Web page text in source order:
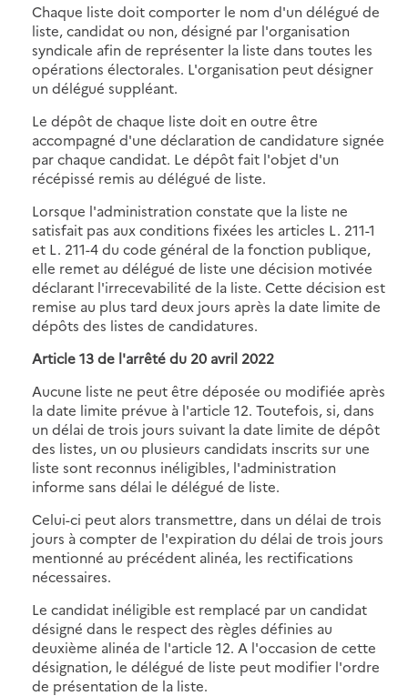
Chaque liste doit comporter le nom d'un délégué de
liste, candidat ou non, désigné par l'organisation
syndicale afin de représenter la liste dans toutes les
opérations électorales. L'organisation peut désigner
un délégué suppléant.
Le dépôt de chaque liste doit en outre être
accompagné d'une déclaration de candidature signée
par chaque candidat. Le dépôt fait l'objet d'un
récépissé remis au délégué de liste.
Lorsque l'administration constate que la liste ne
satisfait pas aux conditions fixées les articles L. 211-1
et L. 211-4 du code général de la fonction publique,
elle remet au délégué de liste une décision motivée
déclarant l'irrecevabilité de la liste. Cette décision est
remise au plus tard deux jours après la date limite de
dépôts des listes de candidatures.
Article 13 de l'arrêté du 20 avril 2022
Aucune liste ne peut être déposée ou modifiée après
la date limite prévue à l'article 12. Toutefois, si, dans
un délai de trois jours suivant la date limite de dépôt
des listes, un ou plusieurs candidats inscrits sur une
liste sont reconnus inéligibles, l'administration
informe sans délai le délégué de liste.
Celui-ci peut alors transmettre, dans un délai de trois
jours à compter de l'expiration du délai de trois jours
mentionné au précédent alinéa, les rectifications
nécessaires.
Le candidat inéligible est remplacé par un candidat
désigné dans le respect des règles définies au
deuxième alinéa de l'article 12. A l'occasion de cette
désignation, le délégué de liste peut modifier l'ordre
de présentation de la liste.